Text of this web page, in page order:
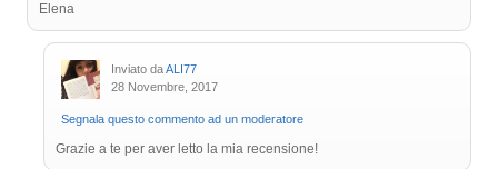
Elena
Inviato daALI77
28 Novembre, 2017
Segnala questo commento ad un moderatore
Grazie a te per aver letto la mia recensione!